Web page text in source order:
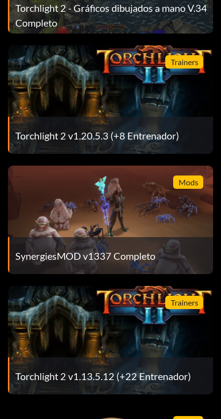
Torchlight 2 - Gráficos dibujados a mano V.34
Completo
Trainers
Torchlight 2 v1.20.5.3 (+8 Entrenador)
Mods
SynergiesMOD v1337 Completo
Trainers
Torchlight 2 v1.13.5.12 (+22 Entrenador)